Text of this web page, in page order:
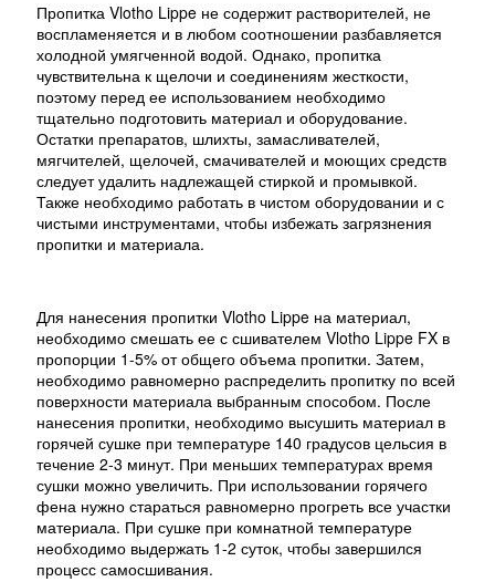
Пропитка Vlotho Lippe не содержит растворителей, не
воспламеняется и в любом соотношении разбавляется
холодной умягченной водой. Однако, пропитка
чувствительна к щелочи и соединениям жесткости,
поэтому перед ее использованием необходимо
тщательно подготовить материал и оборудование.
Остатки препаратов, шлихты, замасливателей,
мягчителей, щелочей, смачивателей и моющих средств
следует удалить надлежащей стиркой и промывкой.
Также необходимо работать в чистом оборудовании и с
чистыми инструментами, чтобы избежать загрязнения
пропитки и материала.
Для нанесения пропитки Vlotho Lippe на материал,
необходимо смешать ее с сшивателем Vlotho Lippe FX в
пропорции 1-5% от общего объема пропитки. Затем,
необходимо равномерно распределить пропитку по всей
поверхности материала выбранным способом. После
нанесения пропитки, необходимо высушить материал в
горячей сушке при температуре 140 градусов цельсия в
течение 2-3 минут. При меньших температурах время
сушки можно увеличить. При использовании горячего
фена нужно стараться равномерно прогреть все участки
материала. При сушке при комнатной температуре
необходимо выдержать 1-2 суток, чтобы завершился
процесс самосшивания.